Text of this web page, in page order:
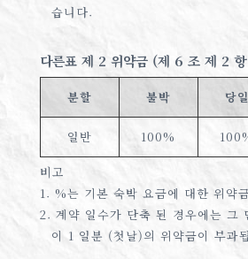
습니다.
다른표 제 2 위약금 (제 6 조 제 2
분할 불박 당일
일반 100%
비고
1. %는 기본 숙박 요금에 대한 위약
2. 계약 일수가 단축 된 경우에는 그
이 1 일분 (첫날)의 위약금이 부과